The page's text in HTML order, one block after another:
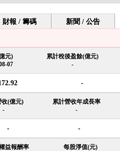
財報 / 籌碼 新聞 / 公告
元)
07
累計稅後盈餘(億元)
-
-
收(億元)
-
累計營收年成長率
-
- -
益報酬率
每股淨值(元)